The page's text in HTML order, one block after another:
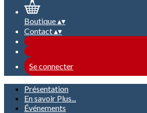
Boutique▴▾
Contact▴▾
Se connecter
Présentation
En savoir Plus...
Événements